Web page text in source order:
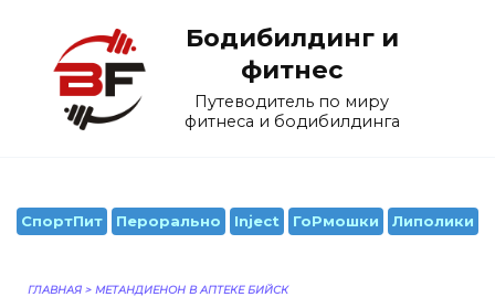
содержанию
Бодибилдинг и
фитнес
Путеводитель по миру
фитнеса и бодибилдинга
СпортПит Перорально Inject ГоРмошки Липолики
ГЛАВНАЯ > МЕТАНДИЕНОН В АПТЕКЕ БИЙСК